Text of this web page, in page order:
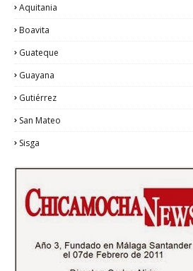
Aquitania
Boavita
Guateque
Guayana
Gutiérrez
San Mateo
Sisga